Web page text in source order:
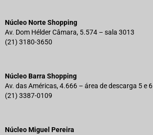
Núcleo Norte Shopping
Av. Dom Hélder Câmara, 5.574 – sala 3013
(21) 3180-3650
Núcleo Barra Shopping
Av. das Américas, 4.666 – área de descarga 5 e 6
(21) 3387-0109
Núcleo Miguel Pereira